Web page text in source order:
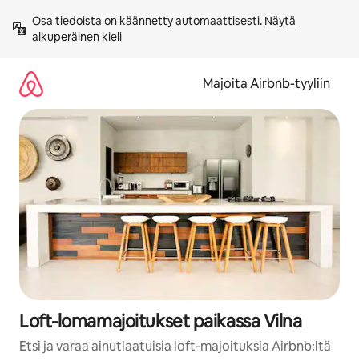
sisältö
väliin
Osa tiedoista on käännetty automaattisesti. Näytä
alkuperäinen kieli
Majoita Airbnb-tyyliin
Loft-lomamajoitukset paikassa Vilna
Etsi ja varaa ainutlaatuisia loft-majoituksia Airbnb:ltä